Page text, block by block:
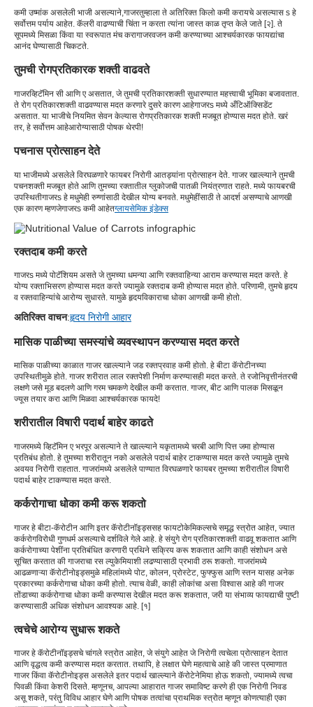
कमी उष्मांक असलेली भाजी असल्याने,गाजरतुम्हाला ते अतिरिक्त किलो कमी करायचे असल्यास s हे
सर्वोत्तम पर्याय आहेत. कॅलरी वाढण्याची चिंता न करता त्यांना जास्त काळ तृप्त केले जाते [२]. ते
सूपमध्ये मिसळा किंवा या स्वरूपात मंच करागाजरवजन कमी करण्याच्या आश्चर्यकारक फायद्यांचा
आनंद घेण्यासाठी चिकटते.
तुमची रोगप्रतिकारक शक्ती वाढवते
गाजरव्हिटॅमिन सी आणि ए असतात, जे तुमची प्रतिकारशक्ती सुधारण्यात महत्त्वाची भूमिका बजावतात.
ते रोग प्रतिकारशक्ती वाढवण्यास मदत करणारे दुसरे कारण आहेगाजरs मध्ये अँटिऑक्सिडेंट
असतात. या भाजीचे नियमित सेवन केल्यास रोगप्रतिकारक शक्ती मजबूत होण्यास मदत होते. खरं
तर, हे सर्वोत्तम आहेआरोग्यासाठी पोषक थेरपी!
पचनास प्रोत्साहन देते
या भाजीमध्ये असलेले विरघळणारे फायबर निरोगी आतड्यांना प्रोत्साहन देते. गाजर खाल्ल्याने तुमची
पचनशक्ती मजबूत होते आणि तुमच्या रक्तातील ग्लुकोजची पातळी नियंत्रणात राहते. मध्ये फायबरची
उपस्थितीगाजरs हे मधुमेही रुग्णांसाठी देखील योग्य बनवते. मधुमेहींसाठी ते आदर्श असण्याचे आणखी
एक कारण म्हणजेगाजरs कमी आहेतग्लायसेमिक इंडेक्स
रक्तदाब कमी करते
गाजरs मध्ये पोटॅशियम असते जे तुमच्या धमन्या आणि रक्तवाहिन्या आराम करण्यास मदत करते. हे
योग्य रक्ताभिसरण होण्यास मदत करते ज्यामुळे रक्तदाब कमी होण्यास मदत होते. परिणामी, तुमचे हृदय
व रक्तवाहिन्यांचे आरोग्य सुधारते. यामुळे हृदयविकाराचा धोका आणखी कमी होतो.
अतिरिक्त वाचन:हृदय निरोगी आहार
मासिक पाळीच्या समस्यांचे व्यवस्थापन करण्यास मदत करते
मासिक पाळीच्या काळात गाजर खाल्ल्याने जड रक्तप्रवाह कमी होतो. हे बीटा कॅरोटीनच्या
उपस्थितीमुळे होते. गाजर शरीरात लाल रक्तपेशी निर्माण करण्यासही मदत करते. ते रजोनिवृत्तीनंतरची
लक्षणे जसे मूड बदलणे आणि गरम चमकणे देखील कमी करतात. गाजर, बीट आणि पालक मिसळून
ज्यूस तयार करा आणि मिळवा आश्चर्यकारक फायदे!
शरीरातील विषारी पदार्थ बाहेर काढते
गाजरमध्ये व्हिटॅमिन ए भरपूर असल्याने ते खाल्ल्याने यकृतामध्ये चरबी आणि पित्त जमा होण्यास
प्रतिबंध होतो. हे तुमच्या शरीरातून नको असलेले पदार्थ बाहेर टाकण्यास मदत करते ज्यामुळे तुमचे
अवयव निरोगी राहतात. गाजरांमध्ये असलेले पाण्यात विरघळणारे फायबर तुमच्या शरीरातील विषारी
पदार्थ बाहेर टाकण्यास मदत करते.
कर्करोगाचा धोका कमी करू शकतो
गाजर हे बीटा-कॅरोटीन आणि इतर कॅरोटीनॉइड्ससह फायटोकेमिकल्सचे समृद्ध स्त्रोत आहेत, ज्यात
कर्करोगविरोधी गुणधर्म असल्याचे दर्शविले गेले आहे. हे संयुगे रोग प्रतिकारशक्ती वाढवू शकतात आणि
कर्करोगाच्या पेशींना प्रतिबंधित करणारी प्रथिने सक्रिय करू शकतात आणि काही संशोधन असे
सूचित करतात की गाजराचा रस ल्युकेमियाशी लढण्यासाठी प्रभावी ठरू शकतो. गाजरांमध्ये
आढळणाऱ्या कॅरोटीनोइड्समुळे महिलांमध्ये पोट, कोलन, प्रोस्टेट, फुफ्फुस आणि स्तन यासह अनेक
प्रकारच्या कर्करोगाचा धोका कमी होतो. त्याच वेळी, काही लोकांचा असा विश्वास आहे की गाजर
तोंडाच्या कर्करोगाचा धोका कमी करण्यास देखील मदत करू शकतात, जरी या संभाव्य फायद्याची पुष्टी
करण्यासाठी अधिक संशोधन आवश्यक आहे. [१]
त्वचेचे आरोग्य सुधारू शकते
गाजर हे कॅरोटीनॉइड्सचे चांगले स्त्रोत आहेत, जे संयुगे आहेत जे निरोगी त्वचेला प्रोत्साहन देतात
आणि वृद्धत्व कमी करण्यास मदत करतात. तथापि, हे लक्षात घेणे महत्वाचे आहे की जास्त प्रमाणात
गाजर किंवा कॅरोटीनोइड्स असलेले इतर पदार्थ खाल्ल्याने कॅरोटेनेमिया होऊ शकतो, ज्यामध्ये त्वचा
पिवळी किंवा केशरी दिसते. म्हणूनच, आपल्या आहारात गाजर समाविष्ट करणे ही एक निरोगी निवड
असू शकते, परंतु विविध आहार घेणे आणि पोषक तत्वांचा प्राथमिक स्त्रोत म्हणून कोणत्याही एका